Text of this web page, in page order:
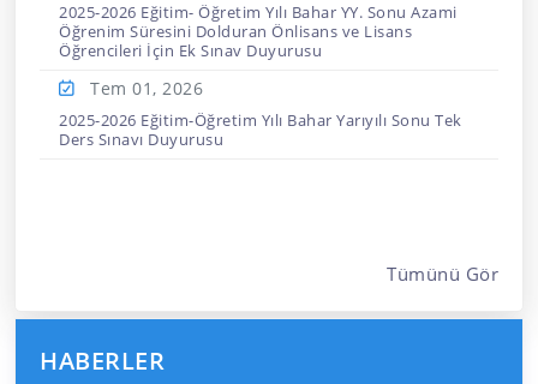
2025-2026 Eğitim- Öğretim Yılı Bahar YY. Sonu Azami
Öğrenim Süresini Dolduran Önlisans ve Lisans
Öğrencileri İçin Ek Sınav Duyurusu
Tem 01, 2026
2025-2026 Eğitim-Öğretim Yılı Bahar Yarıyılı Sonu Tek
Ders Sınavı Duyurusu
Tümünü Gör
HABERLER